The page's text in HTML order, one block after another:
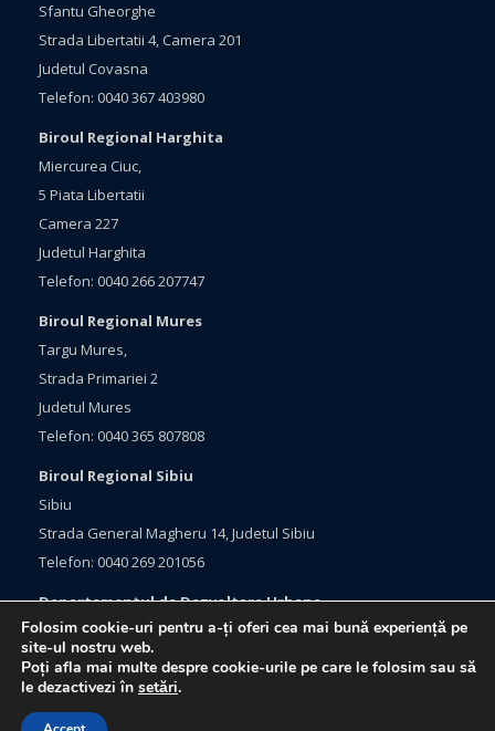
Sfantu Gheorghe
Strada Libertatii 4, Camera 201
Judetul Covasna
Telefon: 0040 367 403980
Biroul Regional Harghita
Miercurea Ciuc,
5 Piata Libertatii
Camera 227
Judetul Harghita
Telefon: 0040 266 207747
Biroul Regional Mures
Targu Mures,
Strada Primariei 2
Judetul Mures
Telefon: 0040 365 807808
Biroul Regional Sibiu
Sibiu
Strada General Magheru 14, Judetul Sibiu
Telefon: 0040 269 201056
Departamentul de Dezvoltare Urbana
Brasov, Bulevardul Eroilor 33
Judetul Brasov
Telefon: 0040 368 415760
Folosim cookie-uri pentru a-ți oferi cea mai bună experiență pe
site-ul nostru web.
Poți afla mai multe despre cookie-urile pe care le folosim sau să
le dezactivezi în setări.